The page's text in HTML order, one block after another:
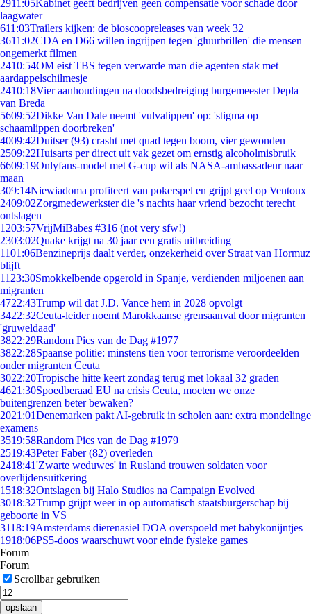
2911:05Kabinet geeft bedrijven geen compensatie voor schade door
laagwater
611:03Trailers kijken: de bioscoopreleases van week 32
3611:02CDA en D66 willen ingrijpen tegen 'gluurbrillen' die mensen
ongemerkt filmen
2410:54OM eist TBS tegen verwarde man die agenten stak met
aardappelschilmesje
2410:18Vier aanhoudingen na doodsbedreiging burgemeester Depla
van Breda
5609:52Dikke Van Dale neemt 'vulvalippen' op: 'stigma op
schaamlippen doorbreken'
4009:42Duitser (93) crasht met quad tegen boom, vier gewonden
2509:22Huisarts per direct uit vak gezet om ernstig alcoholmisbruik
6609:19Onlyfans-model met G-cup wil als NASA-ambassadeur naar
maan
309:14Niewiadoma profiteert van pokerspel en grijpt geel op Ventoux
2409:02Zorgmedewerkster die 's nachts haar vriend bezocht terecht
ontslagen
1203:57VrijMiBabes #316 (not very sfw!)
2303:02Quake krijgt na 30 jaar een gratis uitbreiding
1101:06Benzineprijs daalt verder, onzekerheid over Straat van Hormuz
blijft
11 23:30Smokkelbende opgerold in Spanje, verdienden miljoenen aan
migranten
4722:43Trump wil dat J.D. Vance hem in 2028 opvolgt
3422:32Ceuta-leider noemt Marokkaanse grensaanval door migranten
'gruweldaad'
3822:29Random Pics van de Dag #1977
3822:28Spaanse politie: minstens tien voor terrorisme veroordeelden
onder migranten Ceuta
3022:20Tropische hitte keert zondag terug met lokaal 32 graden
4621:30Spoedberaad EU na crisis Ceuta, moeten we onze
buitengrenzen beter bewaken?
2021:01Denemarken pakt AI-gebruik in scholen aan: extra mondelinge
examens
3519:58Random Pics van de Dag #1979
2519:43Peter Faber (82) overleden
2418:41'Zwarte weduwes' in Rusland trouwen soldaten voor
overlijdensuitkering
1518:32Ontslagen bij Halo Studios na Campaign Evolved
3018:32Trump grijpt weer in op automatisch staatsburgerschap bij
geboorte in VS
3118:19Amsterdams dierenasiel DOA overspoeld met babykonijntjes
1918:06PS5-doos waarschuwt voor einde fysieke games
Forum
Forum
Scrollbar gebruiken
opslaan